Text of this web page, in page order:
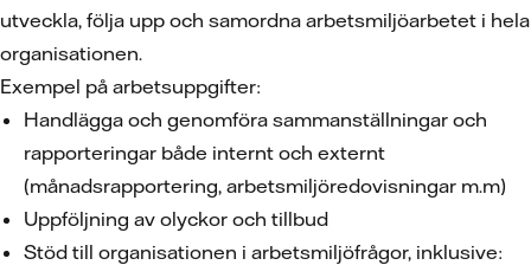
utveckla, följa upp och samordna arbetsmiljöarbetet i hela
organisationen.
Exempel på arbetsuppgifter:
Handlägga och genomföra sammanställningar och
rapporteringar både internt och externt
(månadsrapportering, arbetsmiljöredovisningar m.m)
Uppföljning av olyckor och tillbud
Stöd till organisationen i arbetsmiljöfrågor, inklusive: